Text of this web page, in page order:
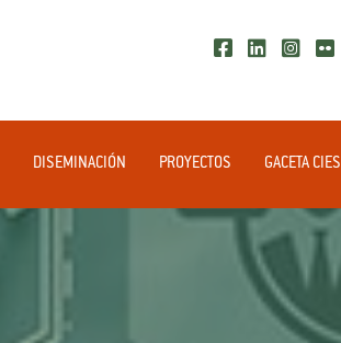
DISEMINACIÓN PROYECTOS GACETA CIES